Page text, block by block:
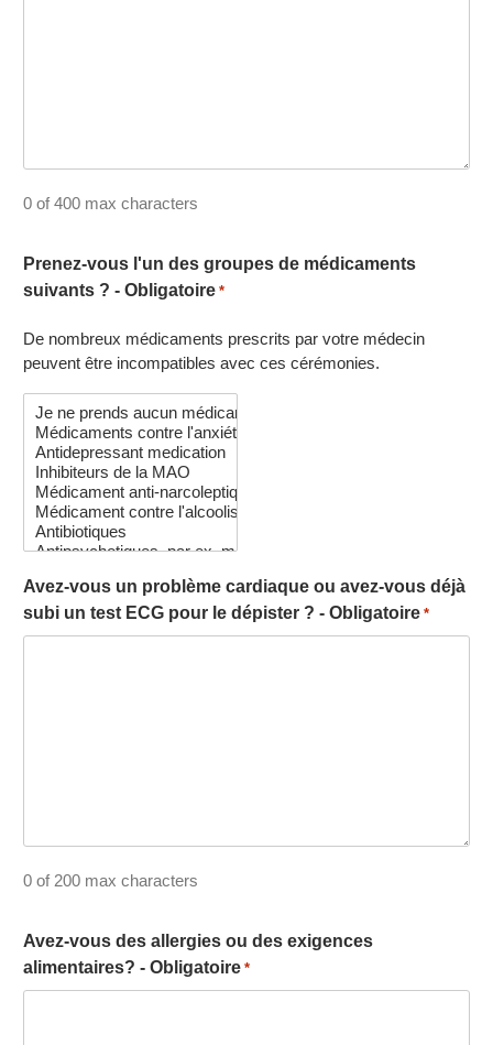
0 of 400 max characters
Prenez-vous l'un des groupes de médicaments
suivants ? - Obligatoire *
De nombreux médicaments prescrits par votre médecin
peuvent être incompatibles avec ces cérémonies.
Avez-vous un problème cardiaque ou avez-vous déjà
subi un test ECG pour le dépister ? - Obligatoire *
0 of 200 max characters
Avez-vous des allergies ou des exigences
alimentaires? - Obligatoire *